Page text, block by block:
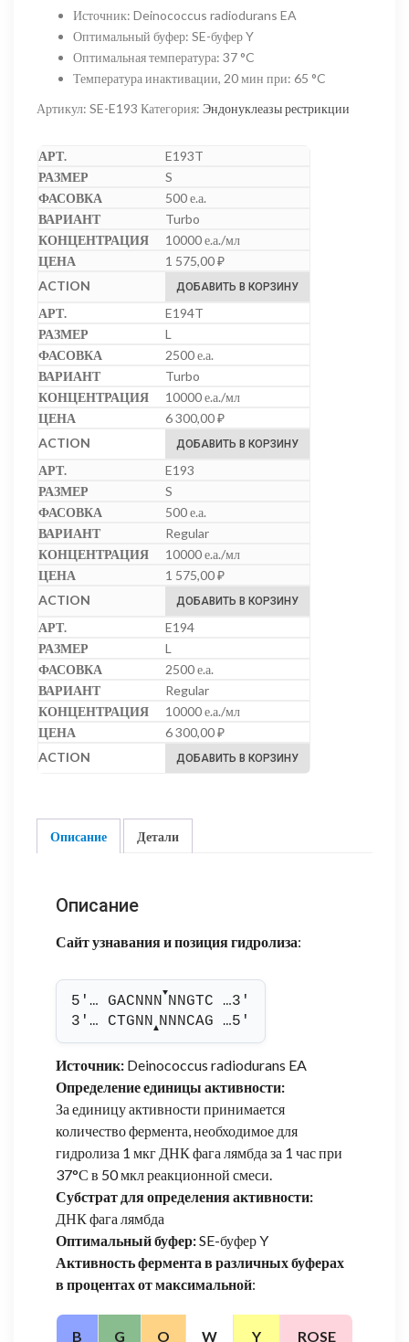
300,00 ₽
Источник: Deinococcus radiodurans EA
Оптимальный буфер: SE-буфер Y
Оптимальная температура: 37 °C
Температура инактивации, 20 мин при: 65 °C
Артикул: SE-E193 Категория: Эндонуклеазы рестрикции
E193T
S
500 е.а.
Turbo
10000 е.а./мл
1 575,00₽
ДОБАВИТЬ В КОРЗИНУ
E194T
L
2500 е.а.
Turbo
10000 е.а./мл
6 300,00₽
ДОБАВИТЬ В КОРЗИНУ
E193
S
500 е.а.
Regular
10000 е.а./мл
1 575,00₽
ДОБАВИТЬ В КОРЗИНУ
E194
L
2500 е.а.
Regular
10000 е.а./мл
6 300,00₽
ДОБАВИТЬ В КОРЗИНУ
Описание Детали
Описание
Сайт узнавания и позиция гидролиза:
5'… GACNNN
▼
NNGTC …3'
3'… CTGNN▲NNNCAG …5'
Источник: Deinococcus radiodurans EA
Определение единицы активности:
За единицу активности принимается
количество фермента, необходимое для
гидролиза 1 мкг ДНК фага лямбда за 1 час при
37°С в 50 мкл реакционной смеси.
Субстрат для определения активности:
ДНК фага лямбда
Оптимальный буфер:SE-буфер Y
Активность фермента в различных буферах
в процентах от максимальной:
B G O W Y ROSE